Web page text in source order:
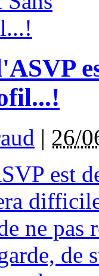
| 26/
est
ne pas